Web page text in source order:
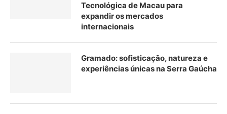
Tecnológica de Macau para
expandir os mercados
internacionais
Gramado: sofisticação, natureza e
experiências únicas na Serra Gaúcha